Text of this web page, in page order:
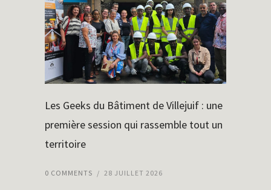
Les Geeks du Bâtiment de Villejuif : une
première session qui rassemble tout un
territoire
0 COMMENTS / 28 JUILLET 2026